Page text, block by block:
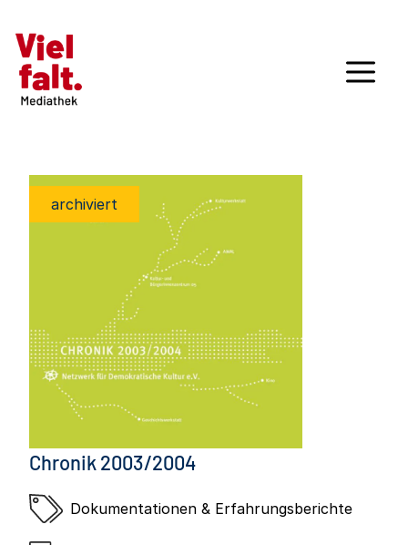
archiviert
Chronik 2003/2004
Dokumentationen & Erfahrungsberichte